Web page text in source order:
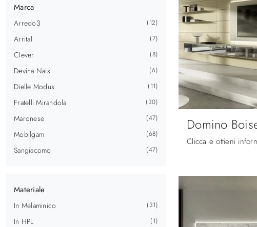
Marca
Arredo3 12
Arrital 7
Clever 8
Devina Nais 6
Dielle Modus 11
Fratelli Mirandola 30
Maronese 47
Mobilgam 68
Sangiacomo 47
Materiale
In Melaminico 31
In HPL 1
Domino